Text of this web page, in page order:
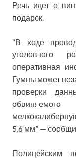
Речь идет о
подарок.
“В ходе
уголовного
оперативная
Гумны может
проверки
5,6 мм”, —
Полицейским